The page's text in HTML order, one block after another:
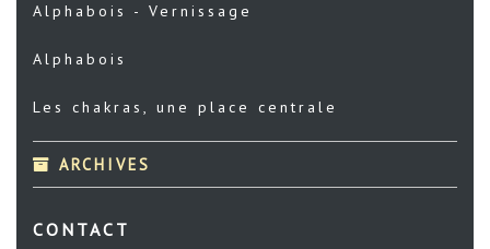
Alphabois - Vernissage
Alphabois
Les chakras, une place centrale
ARCHIVES
CONTACT